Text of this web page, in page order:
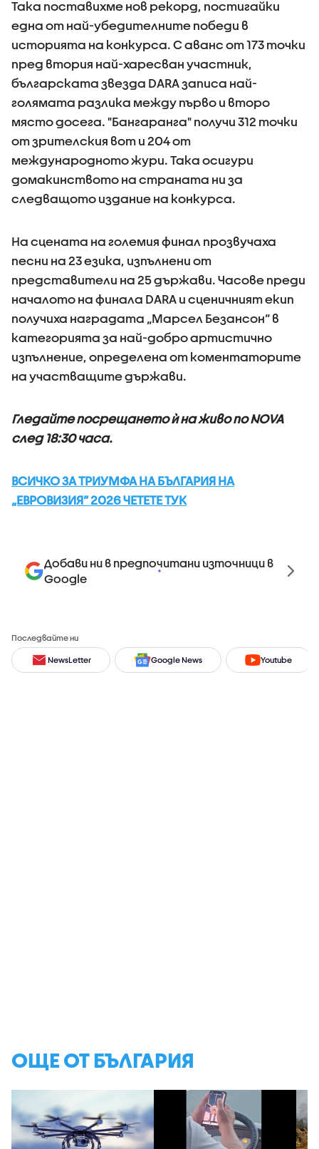
Така поставихме нов рекорд, постигайки
една от най-убедителните победи в
историята на конкурса. С аванс от 173 точки
пред втория най-харесван участник,
българската звезда DARA записа най-
голямата разлика между първо и второ
място досега. "Бангаранга" получи 312 точки
от зрителския вот и 204 от
международното жури. Така осигури
домакинството на страната ни за
следващото издание на конкурса.
На сцената на големия финал прозвучаха
песни на 23 езика, изпълнени от
представители на 25 държави. Часове преди
началото на финала DARA и сценичният екип
получиха наградата „Марсел Безансон“ в
категорията за най-добро артистично
изпълнение, определена от коментаторите
на участващите държави.
Гледайте посрещането ѝ на живо по NOVA
след 18:30 часа.
ВСИЧКО ЗА ТРИУМФА НА БЪЛГАРИЯ НА
„ЕВРОВИЗИЯ” 2026 ЧЕТЕТЕ ТУК
Добави ни в предпочитани източници в
Google
Последвайте ни
NewsLetter Google News Youtube
ОЩЕ ОТ БЪЛГАРИЯ